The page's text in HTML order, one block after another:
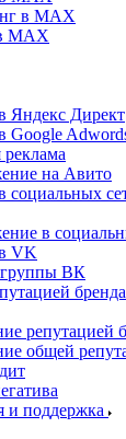
в MAX
MAX
Яндекс Директ
Google
реклама
на Авито
социальных
в
VK
ВК
бренда
репутацией
общей
и поддержка